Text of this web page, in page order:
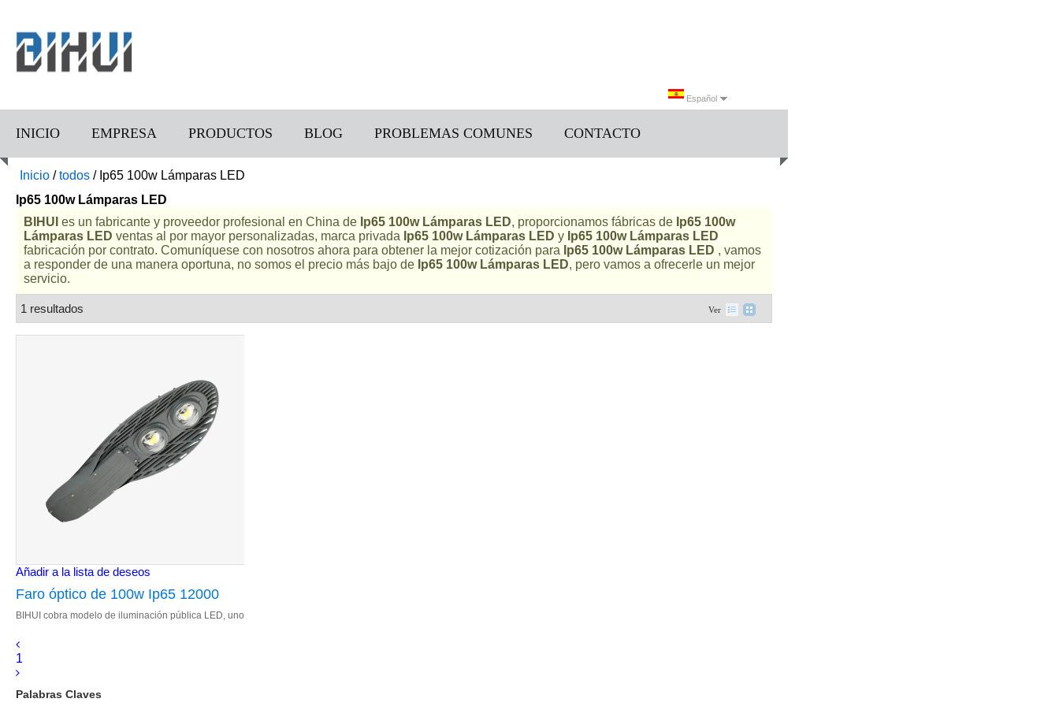
Español
INICIO EMPRESA PRODUCTOS BLOG PROBLEMAS COMUNES CONTACTO
Inicio /todos / Ip65 100w Lámparas LED
Ip65 100w Lámparas LED
BIHUI es un fabricante y proveedor profesional en China de Ip65 100w Lámparas LED, proporcionamos fábricas de Ip65 100w
Lámparas LED ventas al por mayor personalizadas, marca privada Ip65 100w Lámparas LED y Ip65 100w Lámparas LED
fabricación por contrato. Comuníquese con nosotros ahora para obtener la mejor cotización para Ip65 100w Lámparas LED , vamos
a responder de una manera oportuna, no somos el precio más bajo de Ip65 100w Lámparas LED, pero vamos a ofrecerle un mejor
servicio.
1 resultados Ver
Añadir a la lista de deseos
Faro óptico de 100w Ip65 12000
lúmenes led de corriente alterna
para alumbrado público industrial
BIHUI cobra modelo de iluminación pública LED, uno
en 2019.
1
Palabras Claves